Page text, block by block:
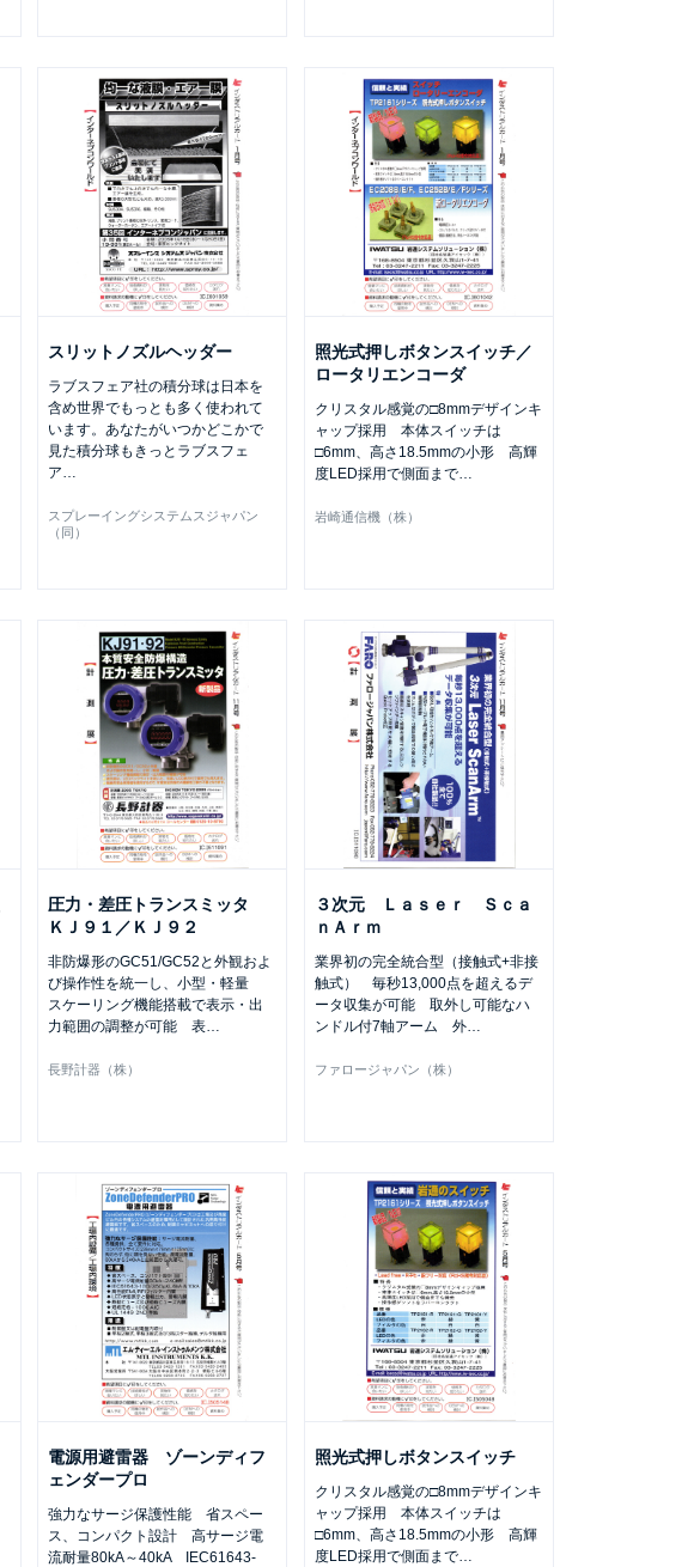
スリットノズルヘッダー
ラブスフェア社の積分球は日本を
含め世界でもっとも多く使われて
います。あなたがいつかどこかで
見た積分球もきっとラブスフェ
ア…
スプレーイングシステムスジャパン
（同）
照光式押しボタンスイッチ／
ロータリエンコーダ
クリスタル感覚の□8mmデザインキ
ャップ採用 本体スイッチは
□6mm、高さ18.5mmの小形 高輝
度LED採用で側面まで…
岩崎通信機（株）
圧力・差圧トランスミッタ
ＫＪ９１／ＫＪ９２
非防爆形のGC51/GC52と外観およ
び操作性を統一し、小型・軽量
スケーリング機能搭載で表示・出
力範囲の調整が可能 表…
長野計器（株）
３次元 Ｌａｓｅｒ Ｓｃａ
ｎＡｒｍ
業界初の完全統合型（接触式+非接
触式） 毎秒13,000点を超えるデ
ータ収集が可能 取外し可能なハ
ンドル付7軸アーム 外…
ファロージャパン（株）
電源用避雷器 ゾーンディフ
ェンダープロ
強力なサージ保護性能 省スペー
ス、コンパクト設計 高サージ電
流耐量80kA～40kA IEC61643-
照光式押しボタンスイッチ
クリスタル感覚の□8mmデザインキ
ャップ採用 本体スイッチは
□6mm、高さ18.5mmの小形 高輝
度LED採用で側面まで…